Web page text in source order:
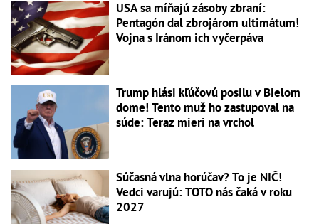
USA sa míňajú zásoby zbraní:
Pentagón dal zbrojárom ultimátum!
Vojna s Iránom ich vyčerpáva
Trump hlási kľúčovú posilu v Bielom
dome! Tento muž ho zastupoval na
súde: Teraz mieri na vrchol
Súčasná vlna horúčav? To je NIČ!
Vedci varujú: TOTO nás čaká v roku
2027